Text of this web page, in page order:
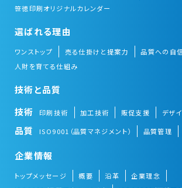
笹徳印刷オリジナルカレンダー
選ばれる理由
ワンストップ 売る仕掛けと提案力
品質への自
人財を育てる仕組み
技術と品質
技術
印刷技術 加工技術 販促支援 デザ
品質 ISO9001（品質マネジメント） 品質管理
企業情報
トップメッセージ 概要 沿革
企業理念